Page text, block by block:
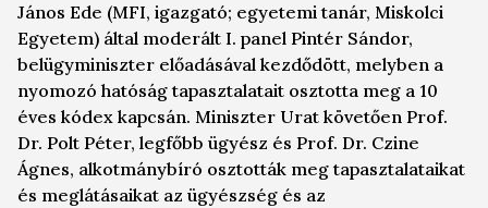
János Ede (MFI, igazgató; egyetemi tanár, Miskolci
Egyetem) által moderált I. panel Pintér Sándor,
belügyminiszter előadásával kezdődött, melyben a
nyomozó hatóság tapasztalatait osztotta meg a 10
éves kódex kapcsán. Miniszter Urat követően Prof.
Dr. Polt Péter, legfőbb ügyész és Prof. Dr. Czine
Ágnes, alkotmánybíró osztották meg tapasztalataikat
és meglátásaikat az ügyészség és az